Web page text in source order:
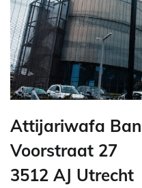
Attijariwafa
Voorstraat 27
3512 AJ Utrecht